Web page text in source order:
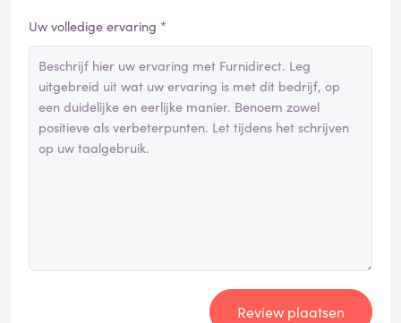
Uw volledige ervaring *
Review plaatsen